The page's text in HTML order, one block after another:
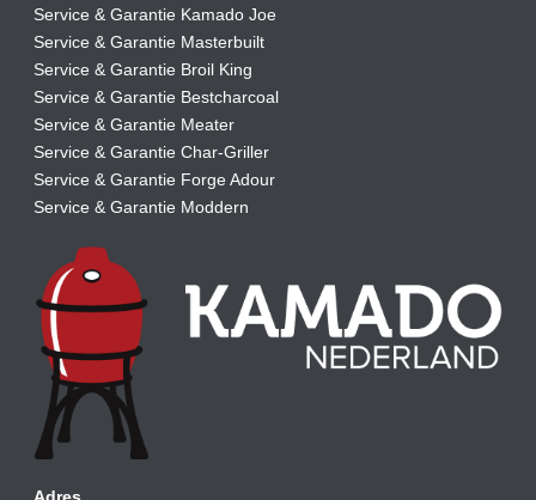
Service & Garantie Kamado Joe
Service & Garantie Masterbuilt
Service & Garantie Broil King
Service & Garantie Bestcharcoal
Service & Garantie Meater
Service & Garantie Char-Griller
Service & Garantie Forge Adour
Service & Garantie Moddern